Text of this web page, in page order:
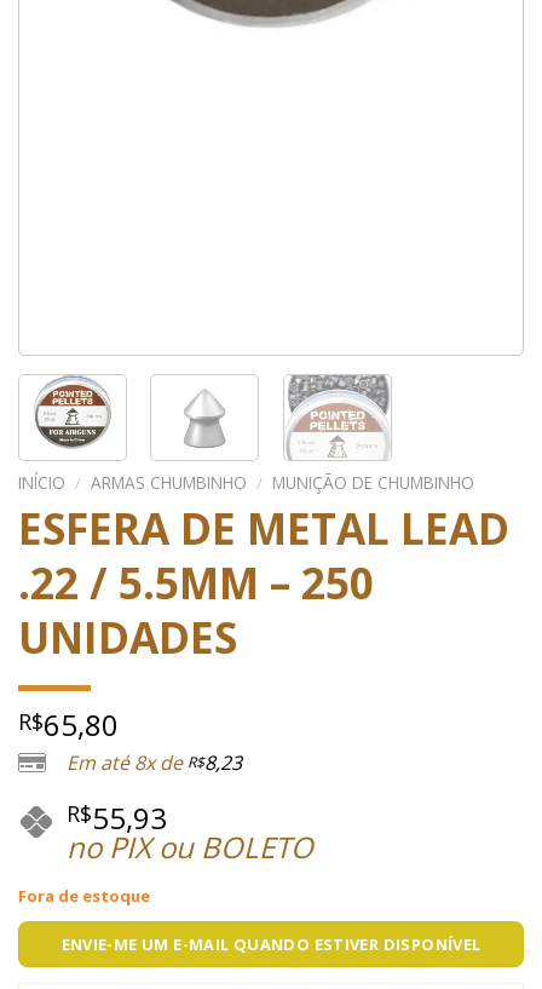
INÍCIO / ARMAS CHUMBINHO / MUNIÇÃO DE CHUMBINHO
ESFERA DE METAL LEAD
.22 / 5.5MM – 250
UNIDADES
R$65,80
Em até 8x de R$8,23
R$55,93
no PIX ou BOLETO
Fora de estoque
ENVIE-ME UM E-MAIL QUANDO ESTIVER DISPONÍVEL